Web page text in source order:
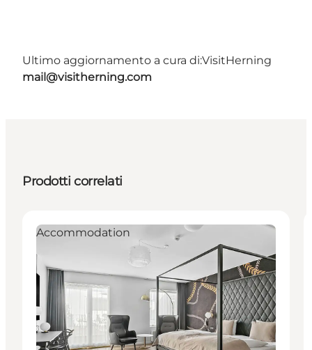
Ultimo aggiornamento a cura di:VisitHerning
mail@visitherning.com
Prodotti correlati
Accommodation